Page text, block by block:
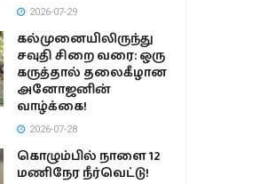
2026-07-29
கல்முனையிலிருந்து
சவுதி சிறை வரை: ஒரு
கருத்தால் தலைகீழான
அனோஜனின்
வாழ்க்கை!
2026-07-28
கொழும்பில் நாளை 12
மணிநேர நீர்வெட்டு!